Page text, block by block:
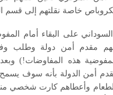
خاصة نقلتهم إلى قسم
على البقاء أمام
مقدم أمن دولة وطلب
هذه المفاوضات!)
أمن الدولة بأنه سوف يسمح
وأعطاهم كارت شخصي